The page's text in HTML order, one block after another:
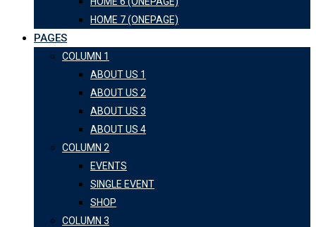
HOME 7 (ONEPAGE)
PAGES
COLUMN 1
ABOUT US 1
ABOUT US 2
ABOUT US 3
ABOUT US 4
COLUMN 2
EVENTS
SINGLE EVENT
SHOP
COLUMN 3